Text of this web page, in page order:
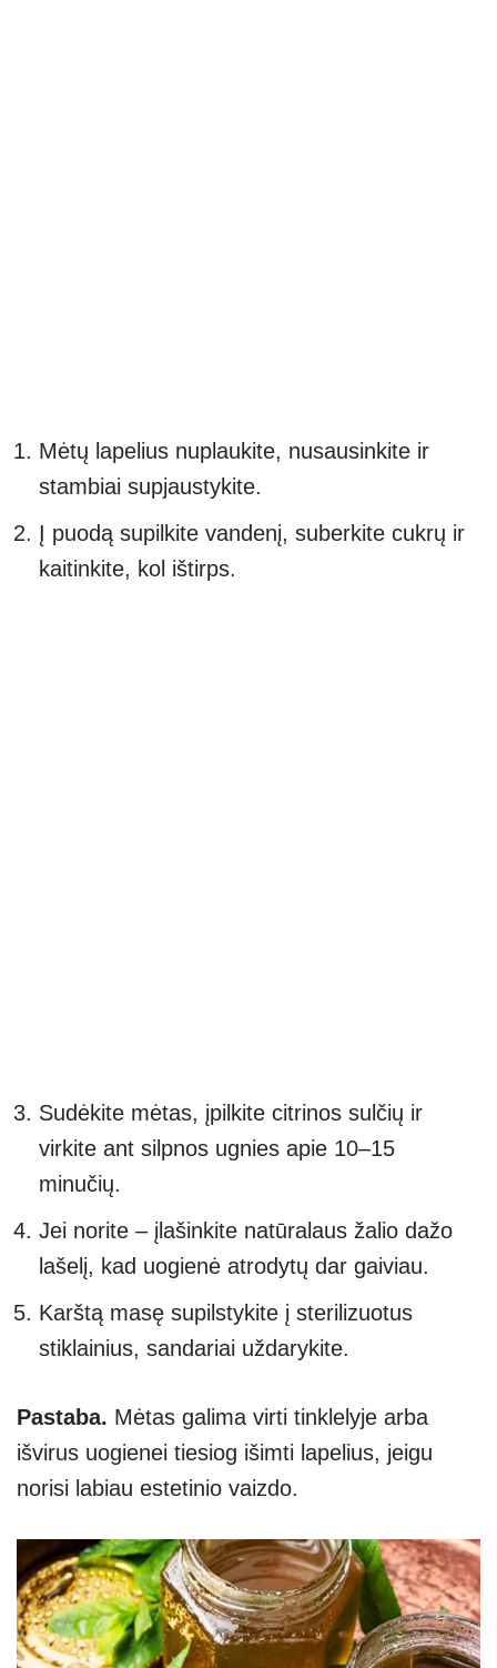
Mėtų lapelius nuplaukite, nusausinkite ir
stambiai supjaustykite.
Į puodą supilkite vandenį, suberkite cukrų ir
kaitinkite, kol ištirps.
Sudėkite mėtas, įpilkite citrinos sulčių ir
virkite ant silpnos ugnies apie 10–15
minučių.
Jei norite – įlašinkite natūralaus žalio dažo
lašelį, kad uogienė atrodytų dar gaiviau.
Karštą masę supilstykite į sterilizuotus
stiklainius, sandariai uždarykite.
Pastaba. Mėtas galima virti tinklelyje arba
išvirus uogienei tiesiog išimti lapelius, jeigu
norisi labiau estetinio vaizdo.